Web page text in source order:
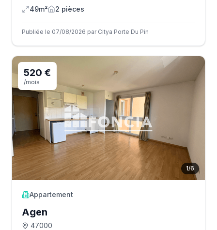
49m²
2 pièces
Publiée le 07/08/2026 par Citya Porte Du Pin
1/6
520 €
/mois
Appartement
Agen
47000